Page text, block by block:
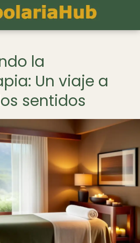
la
Un viaje a
sentidos